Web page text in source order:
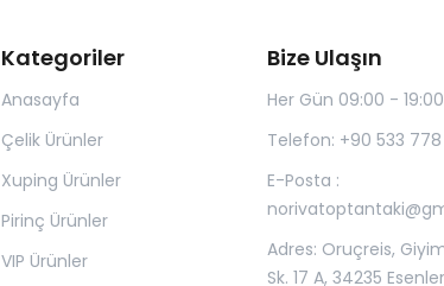
Kategoriler
Anasayfa
Çelik Ürünler
Xuping Ürünler
Pirinç Ürünler
VIP Ürünler
Bize Ulaşın
Her Gün 09:00 - 19:00
Telefon: +90 533 778
E-Posta :
Adres: Oruçreis,
Sk. 17 A, 34235